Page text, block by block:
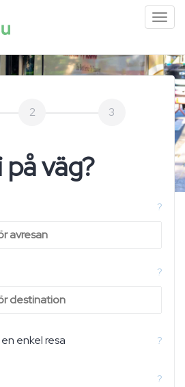
2 3
väg?
?
?
enkel resa ?
?